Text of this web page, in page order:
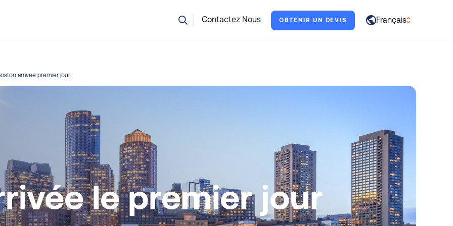
Contactez Nous OBTENIR UN DEVIS Français
日本語
Português
Русский
Español
arrivee premier jour
le premier jour